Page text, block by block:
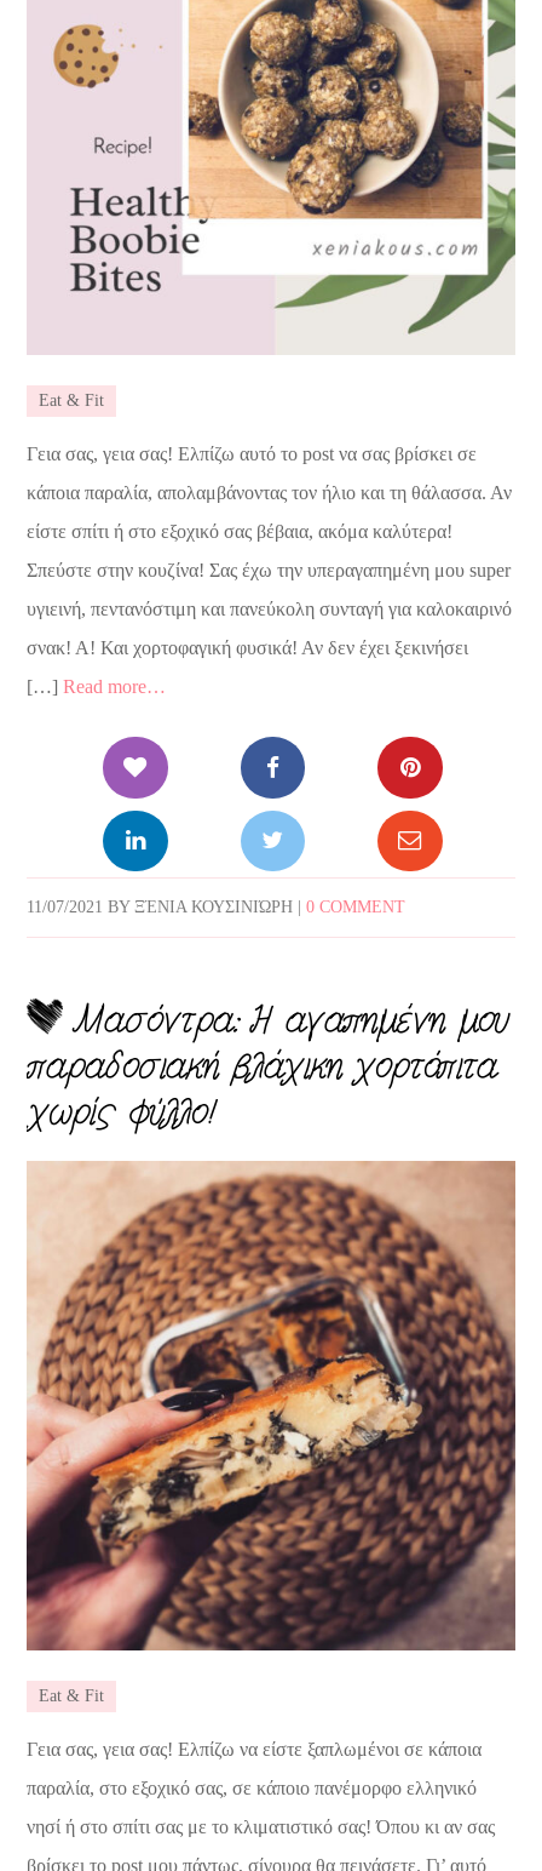
Eat & Fit
Γεια σας, γεια σας! Ελπίζω αυτό το post να σας βρίσκει σε
κάποια παραλία, απολαμβάνοντας τον ήλιο και τη θάλασσα. Αν
είστε σπίτι ή στο εξοχικό σας βέβαια, ακόμα καλύτερα!
Σπεύστε στην κουζίνα! Σας έχω την υπεραγαπημένη μου super
υγιεινή, πεντανόστιμη και πανεύκολη συνταγή για καλοκαιρινό
σνακ! Α! Και χορτοφαγική φυσικά! Αν δεν έχει ξεκινήσει
[…]Read more…
11/07/2021 BYΞΈΝΙΑ ΚΟΥΣΙΝΙΏΡΗ |0 COMMENT
Μασόντρα: Η αγαπημένη μου
παραδοσιακή βλάχικη χορτόπιτα
χωρίς φύλλο!
Eat & Fit
Γεια σας, γεια σας! Ελπίζω να είστε ξαπλωμένοι σε κάποια
παραλία, στο εξοχικό σας, σε κάποιο πανέμορφο ελληνικό
νησί ή στο σπίτι σας με το κλιματιστικό σας! Όπου κι αν σας
βρίσκει το post μου πάντως, σίγουρα θα πεινάσετε. Γι’ αυτό